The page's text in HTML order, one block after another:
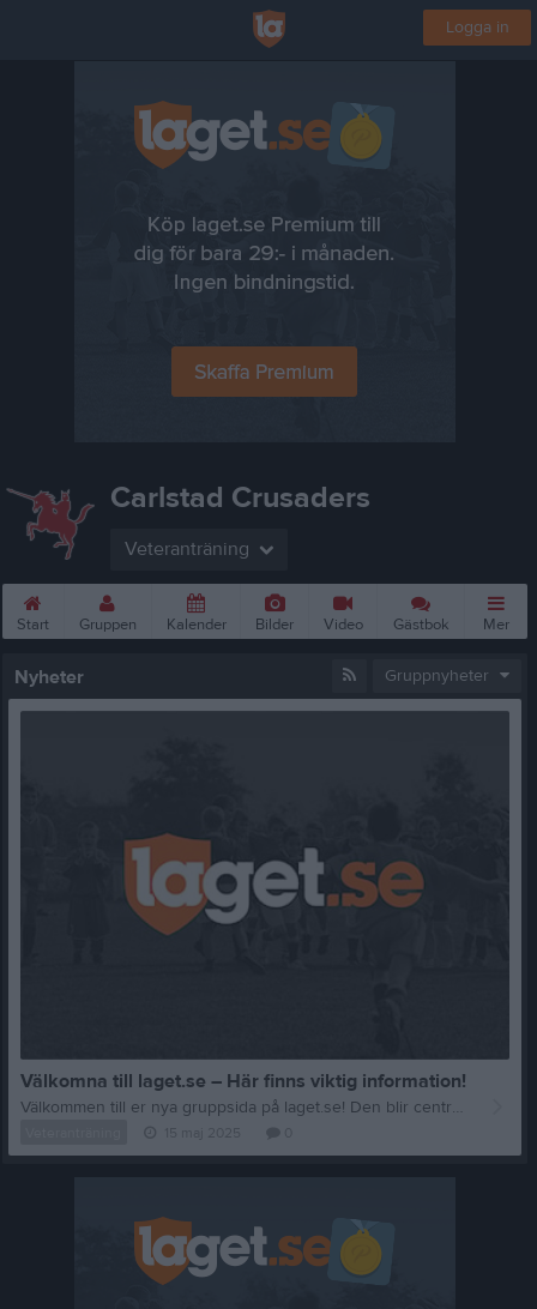
Logga in
Carlstad Crusaders
Veteranträning
Start Gruppen Kalender Bilder Video Gästbok Mer
Nyheter Gruppnyheter
Välkomna till laget.se – Här finns viktig information!
Välkommen till er nya gruppsida på laget.se! Den blir central i all kommunikation mellan aktiva, ledare, föräldrar och andra intresserade. För att komma igång direkt med en bra kommunikation i och omkring gruppen finns ett antal viktiga punkter för sidans administratör: • Logga in och lägga till alla aktiva och ledare under Medlemmar. • Fylla på kalendern med alla inplanerade aktiviteter. Matcher läggs till via Serier medan träningar och andra aktiviteter läggs till via Aktiviteter. • Skriv nyheter löpande och berätta om verksamheten. I takt med att nya nyheter läggs till kommer den här nyhetstexten att försvinna. Om någon i gruppen har frågor om laget.se är man alltid välkommen att kontakta vår support på support@laget.se eller 019-15 44 00. Varmt välkomna till laget.se!